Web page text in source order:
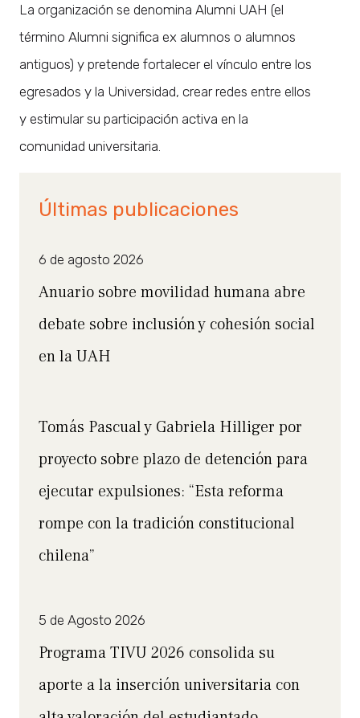
La organización se denomina Alumni UAH (el
término Alumni significa ex alumnos o alumnos
antiguos) y pretende fortalecer el vínculo entre los
egresados y la Universidad, crear redes entre ellos
y estimular su participación activa en la
comunidad universitaria.
Últimas publicaciones
6 de agosto 2026
Anuario sobre movilidad humana abre
debate sobre inclusión y cohesión social
en la UAH
Tomás Pascual y Gabriela Hilliger por
proyecto sobre plazo de detención para
ejecutar expulsiones: “Esta reforma
rompe con la tradición constitucional
chilena”
5 de Agosto 2026
Programa TIVU 2026 consolida su
aporte a la inserción universitaria con